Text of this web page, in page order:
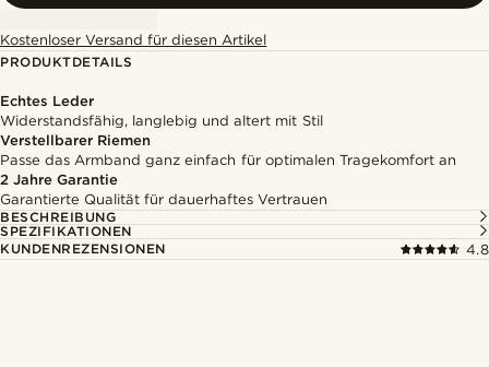
Kostenloser Versand für diesen Artikel
PRODUKTDETAILS
Echtes Leder
Widerstandsfähig, langlebig und altert mit Stil
Verstellbarer Riemen
Passe das Armband ganz einfach für optimalen Tragekomfort an
2 Jahre Garantie
Garantierte Qualität für dauerhaftes Vertrauen
BESCHREIBUNG
SPEZIFIKATIONEN
KUNDENREZENSIONEN
4.8